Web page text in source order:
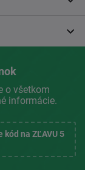
o všetkom
informácie.
na ZĽAVU 5